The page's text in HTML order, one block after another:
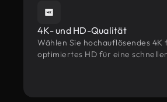
4K- und HD-Qualität
Wählen Sie hochauflösendes
optimiertes HD für eine